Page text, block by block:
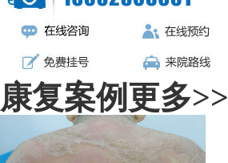
康复案例更多>>